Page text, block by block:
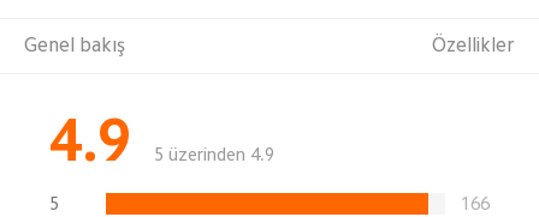
Genel bakış Özellikler
4.9 5 üzerinden 4.9
5
166